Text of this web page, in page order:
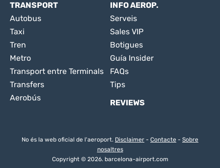
TRANSPORT
Autobus
Taxi
Tren
Metro
Transport entre Terminals
Transfers
Aerobús
INFO AEROP.
Serveis
Sales VIP
Botigues
Guía Insider
FAQs
Tips
REVIEWS
No és la web oficial de l'aeroport. Disclaimer - Contacte - Sobre
nosaltres
Copyright © 2026. barcelona-airport.com